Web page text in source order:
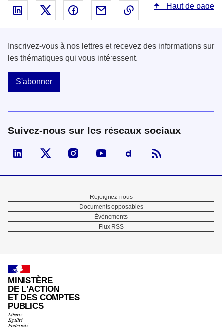
Partager sur Linked In - nouvelle fenêtre
Partager sur X - nouvelle fenêtre
Partager sur Facebook - nouvelle
Partager par email - nouvelle
Copier le lien dans le
Haut de page
Inscrivez-vous à nos lettres et recevez des informations sur
les thématiques qui vous intéressent.
S'abonner
Suivez-nous sur les réseaux sociaux
Visiter la page Linked In de fonction publique
Visiter la page X de fonction publique
Visiter la page Instagram de fonction
Visiter la page You Tube de
Visiter la page
Pied
de
Rejoignez-nous
Documents opposables
Évènements
Flux RSS
MINISTÈRE
DE L'ACTION
ET DES COMPTES
PUBLICS